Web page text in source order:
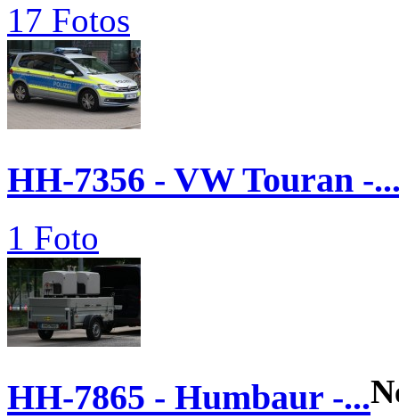
17 Fotos
HH-7356 - VW Touran -
1 Foto
HH-7865 - Humbaur -...